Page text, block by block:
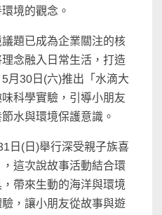
境的觀念。
題已成為企業關注的核
念融入日常生活，打造
月30日(六)推出「水滴大
科學實驗，引導小朋友
水與環境保護意識。
日(日)舉行深受親子族喜
這次說故事活動結合環
帶來生動的海洋與環境
，讓小朋友從故事與遊